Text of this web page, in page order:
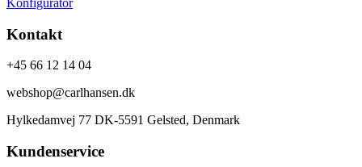
Konfigurator
Kontakt
+45 66 12 14 04
webshop@carlhansen.dk
Hylkedamvej 77 DK-5591 Gelsted, Denmark
Kundenservice